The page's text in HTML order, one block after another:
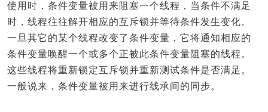
使用时，条件变量被用来阻塞一个线程，当条件不满足
时，线程往往解开相应的互斥锁并等待条件发生变化。
一旦其它的某个线程改变了条件变量，它将通知相应的
条件变量唤醒一个或多个正被此条件变量阻塞的线程。
这些线程将重新锁定互斥锁并重新测试条件是否满足。
一般说来，条件变量被用来进行线承间的同步。